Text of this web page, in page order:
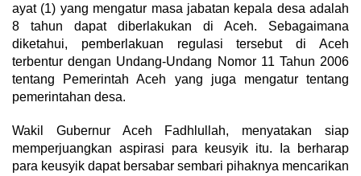
ayat (1) yang mengatur masa jabatan kepala desa adalah
8 tahun dapat diberlakukan di Aceh. Sebagaimana
diketahui, pemberlakuan regulasi tersebut di Aceh
terbentur dengan Undang-Undang Nomor 11 Tahun 2006
tentang Pemerintah Aceh yang juga mengatur tentang
pemerintahan desa.
Wakil Gubernur Aceh Fadhlullah, menyatakan siap
memperjuangkan aspirasi para keusyik itu. Ia berharap
para keusyik dapat bersabar sembari pihaknya mencarikan